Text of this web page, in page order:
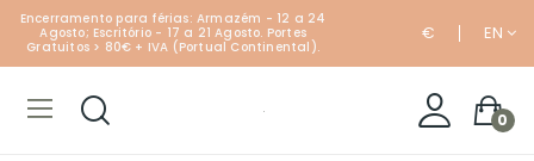
Encerramento para férias: Armazém - 12 a 24
Agosto; Escritório - 17 a 21 Agosto. Portes
Gratuitos > 80€ + IVA (Portual Continental).
€ EN
0